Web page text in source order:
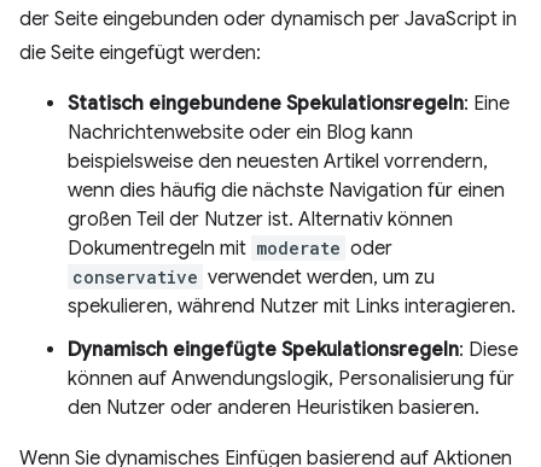
der Seite eingebunden oder dynamisch per JavaScript in
die Seite eingefügt werden:
Statisch eingebundene Spekulationsregeln: Eine
Nachrichtenwebsite oder ein Blog kann
beispielsweise den neuesten Artikel vorrendern,
wenn dies häufig die nächste Navigation für einen
großen Teil der Nutzer ist. Alternativ können
Dokumentregeln mit moderate oder
conservative verwendet werden, um zu
spekulieren, während Nutzer mit Links interagieren.
Dynamisch eingefügte Spekulationsregeln: Diese
können auf Anwendungslogik, Personalisierung für
den Nutzer oder anderen Heuristiken basieren.
Wenn Sie dynamisches Einfügen basierend auf Aktionen